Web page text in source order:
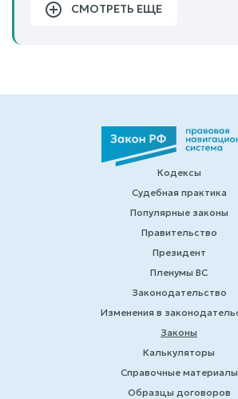
СМОТРЕТЬ ЕЩЕ
Кодексы
Судебная практика
Популярные законы
Правительство
Президент
Пленумы ВС
Законодательство
Изменения в
Законы
Калькуляторы
Справочные материалы
Образцы договоров